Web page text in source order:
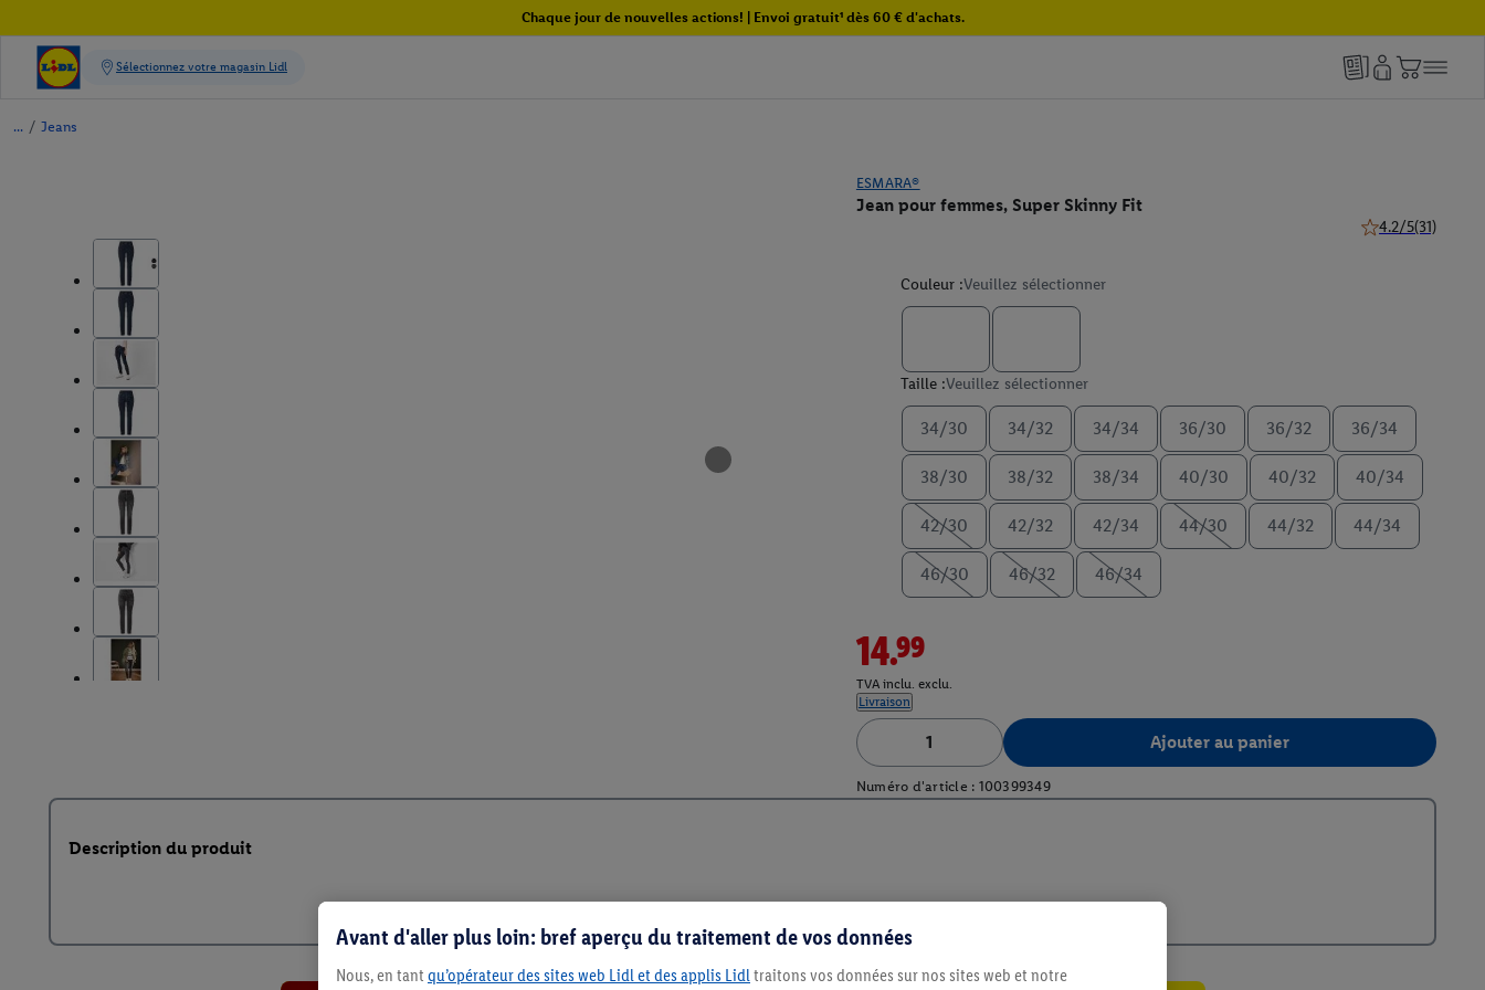
Chaque jour de nouvelles actions! | Envoi gratuit¹ dès 60 € d'achats.
/ Jeans
ESMARA®
Jean pour femmes, Super Skinny Fit
4.2/5(31)
Couleur :Veuillez sélectionner
Taille :Veuillez sélectionner
34/30 34/32 34/34 36/30 36/32 36/34
38/30 38/32 38/34 40/30 40/32 40/34
42/30 42/32 42/34 44/30 44/32 44/34
46/30 46/32 46/34
14.99
TVA inclu. exclu.
Livraison
Ajouter au panier
Numéro d'article : 100399349
Description du produit
Avant d'aller plus loin: bref aperçu du traitement de vos données
Nous, en tant qu’opérateur des sites web Lidl et des applis Lidl traitons vos données sur nos sites web et notre